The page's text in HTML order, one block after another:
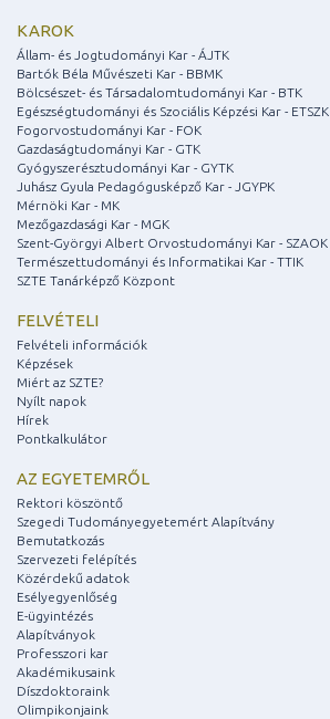
KAROK
Állam- és Jogtudományi Kar - ÁJTK
Bartók Béla Művészeti Kar - BBMK
Bölcsészet- és Társadalomtudományi Kar - BTK
Egészségtudományi és Szociális Képzési Kar - ETSZK
Fogorvostudományi Kar - FOK
Gazdaságtudományi Kar - GTK
Gyógyszerésztudományi Kar - GYTK
Juhász Gyula Pedagógusképző Kar - JGYPK
Mérnöki Kar - MK
Mezőgazdasági Kar - MGK
Szent-Györgyi Albert Orvostudományi Kar - SZAOK
Természettudományi és Informatikai Kar - TTIK
SZTE Tanárképző Központ
FELVÉTELI
Felvételi információk
Képzések
Miért az SZTE?
Nyílt napok
Hírek
Pontkalkulátor
AZ EGYETEMRŐL
Rektori köszöntő
Szegedi Tudományegyetemért Alapítvány
Bemutatkozás
Szervezeti felépítés
Közérdekű adatok
Esélyegyenlőség
E-ügyintézés
Alapítványok
Professzori kar
Akadémikusaink
Díszdoktoraink
Olimpikonjaink